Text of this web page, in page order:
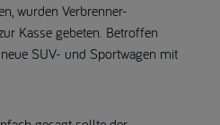
wurden Verbrenner-
Kasse gebeten. Betroffen
SUV- und Sportwagen mit